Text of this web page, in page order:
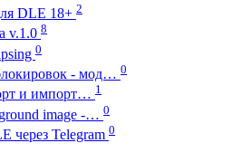
DLE 18+ 2
v.1.0 8
0
- мод… 0
и импорт… 1
image -… 0
через Telegram 0